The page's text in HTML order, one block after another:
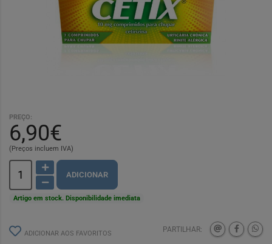
PREÇO:
6,90€
(Preços incluem IVA)
ADICIONAR
Artigo em stock. Disponibilidade imediata
ADICIONAR AOS FAVORITOS PARTILHAR: